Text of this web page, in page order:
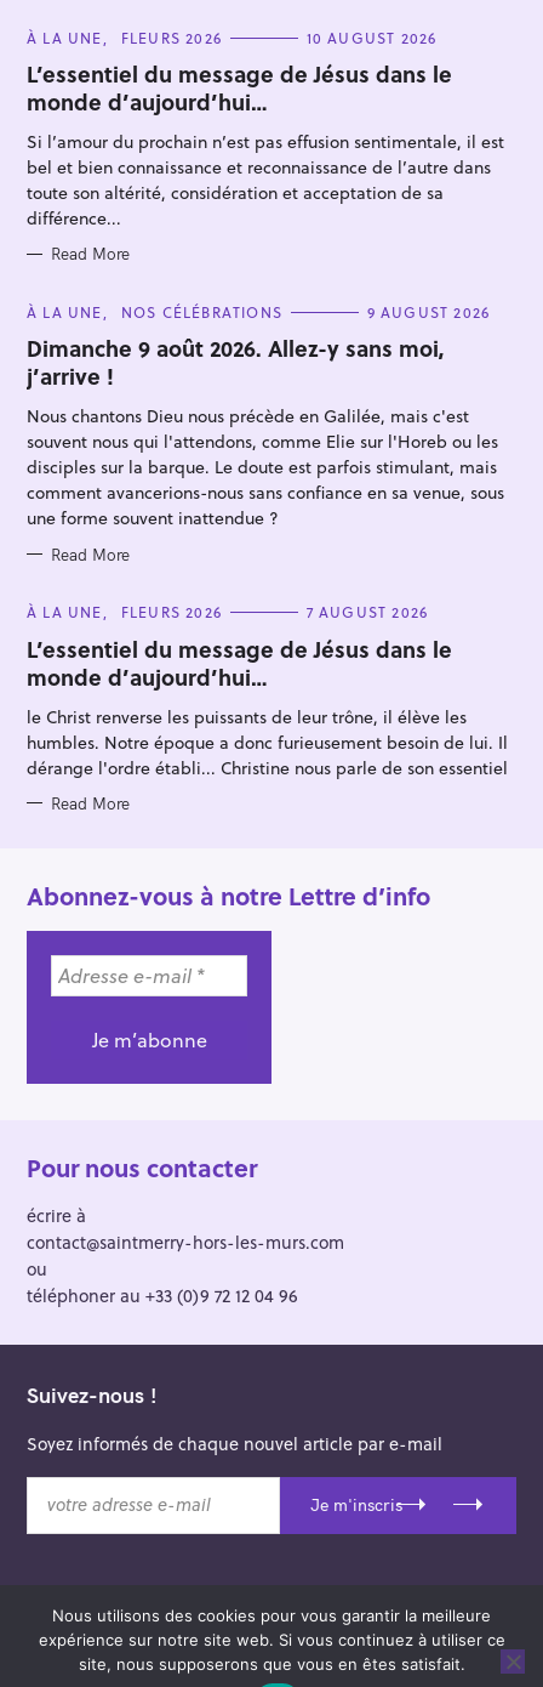
C
T
E
G
O
R
I
E
S
À LA UNE FLEURS 2026 10 AUGUST 2026
L’essentiel du message de Jésus dans le
monde d’aujourd’hui…
Si l’amour du prochain n’est pas effusion sentimentale, il est
bel et bien connaissance et reconnaissance de l’autre dans
toute son altérité, considération et acceptation de sa
différence...
Read More
C
T
E
G
O
R
I
E
S
À LA UNE NOS CÉLÉBRATIONS 9 AUGUST 2026
Dimanche 9 août 2026. Allez-y sans moi,
j’arrive !
Nous chantons Dieu nous précède en Galilée, mais c'est
souvent nous qui l'attendons, comme Elie sur l'Horeb ou les
disciples sur la barque. Le doute est parfois stimulant, mais
comment avancerions-nous sans confiance en sa venue, sous
une forme souvent inattendue ?
Read More
C
T
E
G
O
R
I
E
S
À LA UNE FLEURS 2026 7 AUGUST 2026
L’essentiel du message de Jésus dans le
monde d’aujourd’hui…
le Christ renverse les puissants de leur trône, il élève les
humbles. Notre époque a donc furieusement besoin de lui. Il
dérange l'ordre établi... Christine nous parle de son essentiel
Read More
Abonnez-vous à notre Lettre d’info
Pour nous contacter
écrire à
contact@saintmerry-hors-les-murs.com
ou
téléphoner au +33 (0)9 72 12 04 96
Suivez-nous !
Soyez informés de chaque nouvel article par e-mail
t
Je m'inscris
© 2026 Saint-Merry Hors-les-Murs.
Theme: Felt byPixelgrade.
e
a
r
h
f
o
r
:
Nous utilisons des cookies pour vous garantir la meilleure
expérience sur notre site web. Si vous continuez à utiliser ce
site, nous supposerons que vous en êtes satisfait.